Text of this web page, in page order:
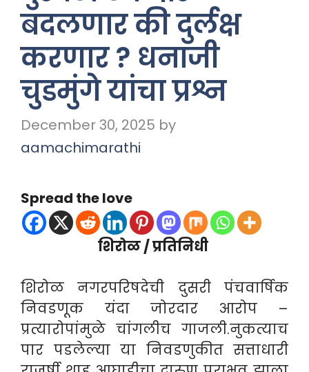
बदलणार की दुर्लक्ष
करणार ? धनाजी
चुडमुंगे यांचा प्रश्न
December 30, 2025 by
aamachimarathi
Spread the love
शिरोळ / प्रतिनिधी
शिरोळ नगरपरिषदेची दुसरी पंचवार्षिक
निवडणूक यंदा जोरदार आरोप –
प्रत्यारोपांमुळे चांगलीच गाजली.नुकत्याच
पार पडलेल्या या निवडणुकीत सत्ताधारी